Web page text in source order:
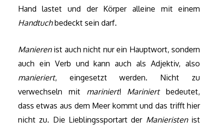
Hand lastet und der Körper alleine mit einem
Handtuchbedeckt sein darf.
Manierenist auch nicht nur ein Hauptwort, sondern
auch ein Verb und kann auch als Adjektiv, also
manieriert, eingesetzt werden. Nicht zu
verwechseln mit mariniert! Mariniertbedeutet,
dass etwas aus dem Meer kommt und das trifft hier
nicht zu. Die Lieblingssportart der Manieristenist